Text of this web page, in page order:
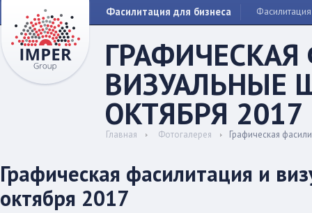
Фасилитация для бизнеса Фасилитация
ВИЗУАЛЬНЫЕ
ОКТЯБРЯ 2017
Главная Фотогалерея Графическая
Графическая фасилитация и
октября 2017